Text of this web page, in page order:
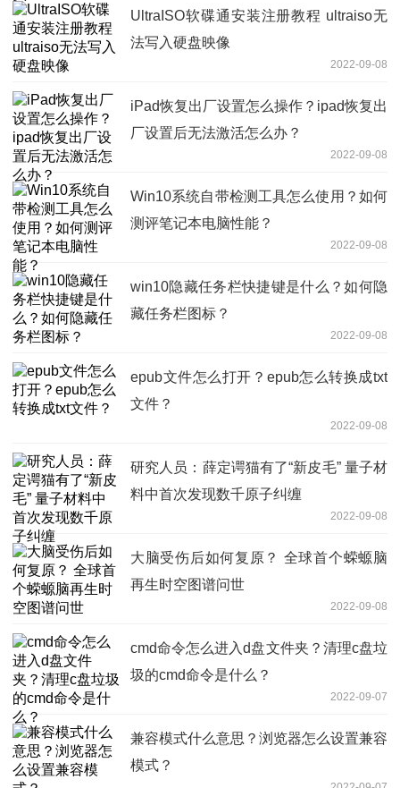
UltraISO软碟通安装注册教程 ultraiso无
法写入硬盘映像
2022-09-08
iPad恢复出厂设置怎么操作？ipad恢复出
厂设置后无法激活怎么办？
2022-09-08
Win10系统自带检测工具怎么使用？如何
测评笔记本电脑性能？
2022-09-08
win10隐藏任务栏快捷键是什么？如何隐
藏任务栏图标？
2022-09-08
epub文件怎么打开？epub怎么转换成txt
文件？
2022-09-08
研究人员：薛定谔猫有了“新皮毛” 量子材
料中首次发现数千原子纠缠
2022-09-08
大脑受伤后如何复原？ 全球首个蝾螈脑
再生时空图谱问世
2022-09-08
cmd命令怎么进入d盘文件夹？清理c盘垃
圾的cmd命令是什么？
2022-09-07
兼容模式什么意思？浏览器怎么设置兼容
模式？